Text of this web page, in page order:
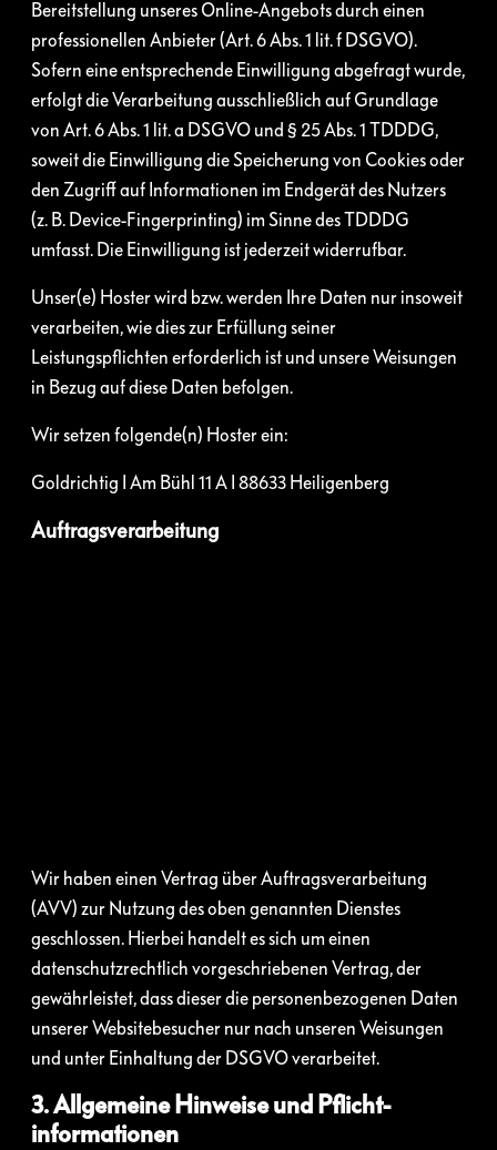
Bereitstellung unseres Online-Angebots durch einen
professionellen Anbieter (Art. 6 Abs. 1 lit. f DSGVO).
Sofern eine entsprechende Einwilligung abgefragt wurde,
erfolgt die Verarbeitung ausschließlich auf Grundlage
von Art. 6 Abs. 1 lit. a DSGVO und § 25 Abs. 1 TDDDG,
soweit die Einwilligung die Speicherung von Cookies oder
den Zugriff auf Informationen im Endgerät des Nutzers
(z. B. Device-Fingerprinting) im Sinne des TDDDG
umfasst. Die Einwilligung ist jederzeit widerrufbar.
Unser(e) Hoster wird bzw. werden Ihre Daten nur insoweit
verarbeiten, wie dies zur Erfüllung seiner
Leistungspflichten erforderlich ist und unsere Weisungen
in Bezug auf diese Daten befolgen.
Wir setzen folgende(n) Hoster ein:
Goldrichtig I Am Bühl 11 A I 88633 Heiligenberg
Auftragsverarbeitung
Wir haben einen Vertrag über Auftragsverarbeitung
(AVV) zur Nutzung des oben genannten Dienstes
geschlossen. Hierbei handelt es sich um einen
datenschutzrechtlich vorgeschriebenen Vertrag, der
gewährleistet, dass dieser die personenbezogenen Daten
unserer Websitebesucher nur nach unseren Weisungen
und unter Einhaltung der DSGVO verarbeitet.
3. Allgemeine Hinweise und Pflicht­
informationen